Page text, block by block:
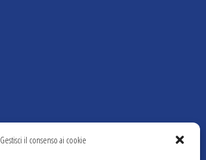
Gestisci il consenso ai cookie